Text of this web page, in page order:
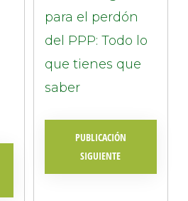
para el perdón
del PPP: Todo lo
que tienes que
saber
PUBLICACIÓN
SIGUIENTE